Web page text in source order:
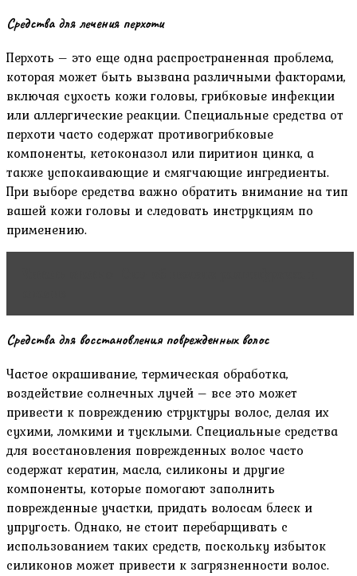
Средства для лечения перхоти
Перхоть – это еще одна распространенная проблема,
которая может быть вызвана различными факторами,
включая сухость кожи головы, грибковые инфекции
или аллергические реакции. Специальные средства от
перхоти часто содержат противогрибковые
компоненты, кетоконазол или пиритион цинка, а
также успокаивающие и смягчающие ингредиенты.
При выборе средства важно обратить внимание на тип
вашей кожи головы и следовать инструкциям по
применению.
Средства для восстановления поврежденных волос
Частое окрашивание, термическая обработка,
воздействие солнечных лучей – все это может
привести к повреждению структуры волос, делая их
сухими, ломкими и тусклыми. Специальные средства
для восстановления поврежденных волос часто
содержат кератин, масла, силиконы и другие
компоненты, которые помогают заполнить
поврежденные участки, придать волосам блеск и
упругость. Однако, не стоит перебарщивать с
использованием таких средств, поскольку избыток
силиконов может привести к загрязненности волос.